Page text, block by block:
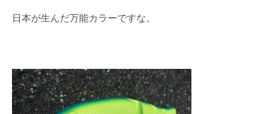
日本が生んだ万能カラーですな。